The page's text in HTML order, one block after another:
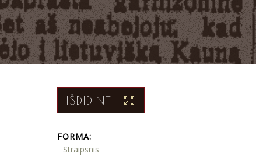
IŠDIDINTI
FORMA:
Straipsnis